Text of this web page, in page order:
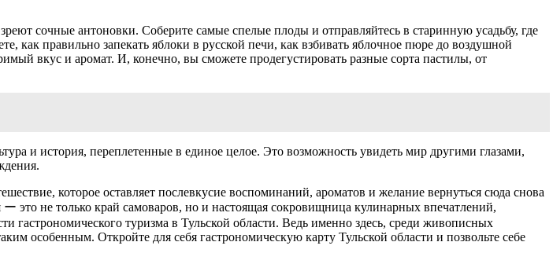
сочные антоновки. Соберите самые спелые плоды и отправляйтесь в старинную усадьбу, где
как правильно запекать яблоки в русской печи, как взбивать яблочное пюре до воздушной
вкус и аромат. И, конечно, вы сможете продегустировать разные сорта пастилы, от
и история, переплетенные в единое целое. Это возможность увидеть мир другими глазами,
которое оставляет послевкусие воспоминаний, ароматов и желание вернуться сюда снова
это не только край самоваров, но и настоящая сокровищница кулинарных впечатлений,
гастрономического туризма в Тульской области. Ведь именно здесь, среди живописных
особенным. Откройте для себя гастрономическую карту Тульской области и позвольте себе